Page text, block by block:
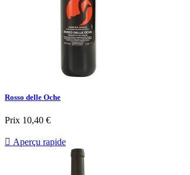
Rosso delle Oche
Prix 10,40 €
 Aperçu rapide